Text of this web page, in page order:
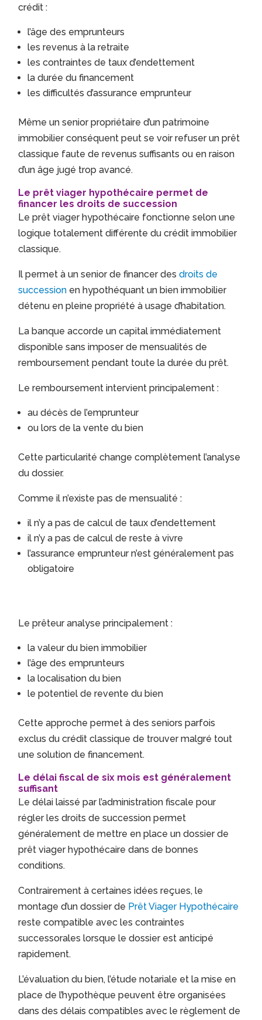
crédit :
l’âge des emprunteurs
les revenus à la retraite
les contraintes de taux d’endettement
la durée du financement
les difficultés d’assurance emprunteur
Même un senior propriétaire d’un patrimoine
immobilier conséquent peut se voir refuser un prêt
classique faute de revenus suffisants ou en raison
d’un âge jugé trop avancé.
Le prêt viager hypothécaire permet de
financer les droits de succession
Le prêt viager hypothécaire fonctionne selon une
logique totalement différente du crédit immobilier
classique.
Il permet à un senior de financer desdroits de
succession en hypothéquant un bien immobilier
détenu en pleine propriété à usage d’habitation.
La banque accorde un capital immédiatement
disponible sans imposer de mensualités de
remboursement pendant toute la durée du prêt.
Le remboursement intervient principalement :
au décès de l’emprunteur
ou lors de la vente du bien
Cette particularité change complètement l’analyse
du dossier.
Comme il n’existe pas de mensualité :
il n’y a pas de calcul de taux d’endettement
il n’y a pas de calcul de reste à vivre
l’assurance emprunteur n’est généralement pas
obligatoire
Le prêteur analyse principalement :
la valeur du bien immobilier
l’âge des emprunteurs
la localisation du bien
le potentiel de revente du bien
Cette approche permet à des seniors parfois
exclus du crédit classique de trouver malgré tout
une solution de financement.
Le délai fiscal de six mois est généralement
suffisant
Le délai laissé par l’administration fiscale pour
régler les droits de succession permet
généralement de mettre en place un dossier de
prêt viager hypothécaire dans de bonnes
conditions.
Contrairement à certaines idées reçues, le
montage d’un dossier de Prêt Viager Hypothécaire
reste compatible avec les contraintes
successorales lorsque le dossier est anticipé
rapidement.
L’évaluation du bien, l’étude notariale et la mise en
place de l’hypothèque peuvent être organisées
dans des délais compatibles avec le règlement de